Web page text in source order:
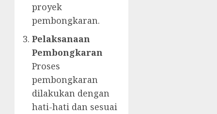
proyek
pembongkaran.
Pelaksanaan
Pembongkaran
Proses
pembongkaran
dilakukan dengan
hati-hati dan sesuai